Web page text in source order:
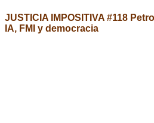
JUSTICIA IMPOSITIVA #118
IA, FMI y democracia